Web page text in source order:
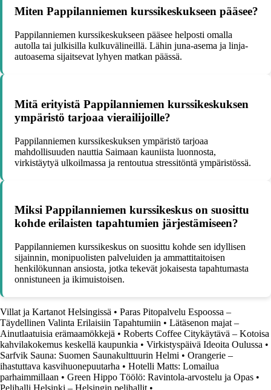
Miten Pappilanniemen kurssikeskukseen pääsee?
Pappilanniemen kurssikeskukseen pääsee helposti omalla
autolla tai julkisilla kulkuvälineillä. Lähin juna-asema ja linja-
autoasema sijaitsevat lyhyen matkan päässä.
Mitä erityistä Pappilanniemen kurssikeskuksen
ympäristö tarjoaa vierailijoille?
Pappilanniemen kurssikeskuksen ympäristö tarjoaa
mahdollisuuden nauttia Saimaan kauniista luonnosta,
virkistäytyä ulkoilmassa ja rentoutua stressitöntä ympäristössä.
Miksi Pappilanniemen kurssikeskus on suosittu
kohde erilaisten tapahtumien järjestämiseen?
Pappilanniemen kurssikeskus on suosittu kohde sen idyllisen
sijainnin, monipuolisten palveluiden ja ammattitaitoisen
henkilökunnan ansiosta, jotka tekevät jokaisesta tapahtumasta
onnistuneen ja ikimuistoisen.
Villat ja Kartanot Helsingissä • Paras Pitopalvelu Espoossa –
Täydellinen Valinta Erilaisiin Tapahtumiin • Lätäsenon majat –
Ainutlaatuisia erämaamökkejä • Roberts Coffee Citykäytävä – Kotoisa
kahvilakokemus keskellä kaupunkia • Virkistyspäivä Ideoita Oulussa •
Sarfvik Sauna: Suomen Saunakulttuurin Helmi • Orangerie –
ihastuttava kasvihuonepuutarha • Hotelli Matts: Lomailua
parhaimmillaan • Green Hippo Töölö: Ravintola-arvostelu ja Opas •
Pelihalli Helsinki – Helsingin pelihallit •